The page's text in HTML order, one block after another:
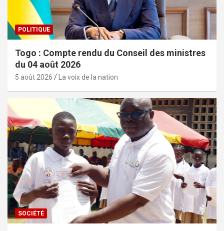
POLITIQUE
Togo : Compte rendu du Conseil des ministres
du 04 août 2026
5 août 2026 La voix de la nation
SOCIÉTÉ